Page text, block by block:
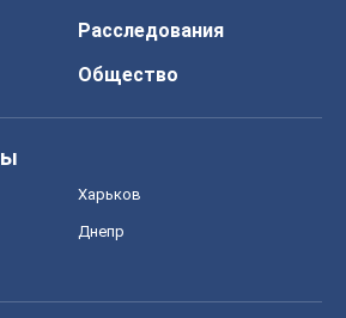
Расследования
Общество
Харьков
Днепр